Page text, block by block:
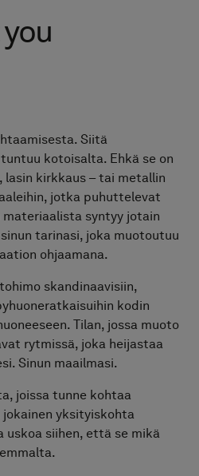
Siitä
kotoisalta. Ehkä se on
lasin kirkkaus – tai metallin
jotka puhuttelevat
syntyy jotain
tarinasi, joka muotoutuu
ohjaamana.
skandinaavisiin,
kodin
Tilan, jossa muoto
rytmissä, joka heijastaa
Sinun maailmasi.
joissa tunne kohtaa
yksityiskohta
uskoa siihen, että se mikä